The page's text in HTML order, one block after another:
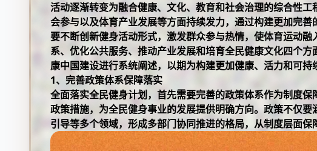
活动逐渐转变为融合健康、文化、教育和社会治理的综合性
会参与以及体育产业发展等方面持续发力，通过构建更加完
要不断创新健身活动形式，激发群众参与热情，使体育运动
系、优化公共服务、推动产业发展和培育全民健康文化四个
康中国建设进行系统阐述，以期为构建更加健康、活力和可持
1、完善政策体系保障落实
全面落实全民健身计划，首先需要完善的政策体系作为制度
政策措施，为全民健身事业的发展提供明确方向。政策不仅
引导等多个领域，形成多部门协同推进的格局，从制度层面保